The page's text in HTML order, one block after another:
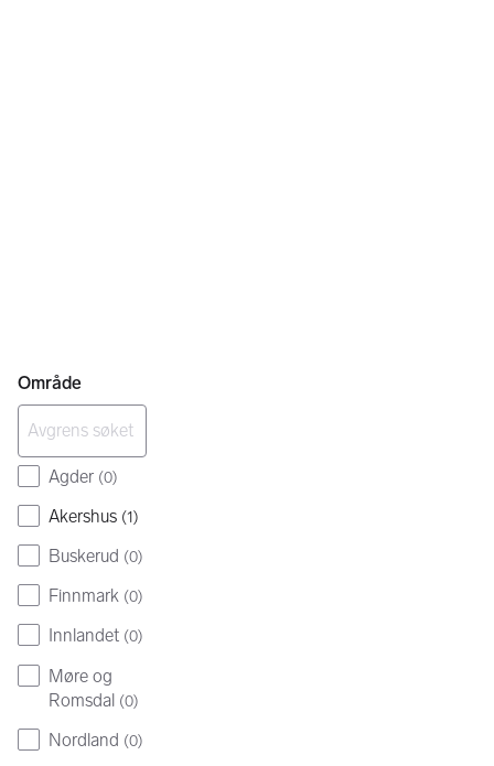
Område
Agder (0)
Akershus (1)
Buskerud (0)
Finnmark (0)
Innlandet (0)
Møre og
Romsdal (0)
Nordland (0)